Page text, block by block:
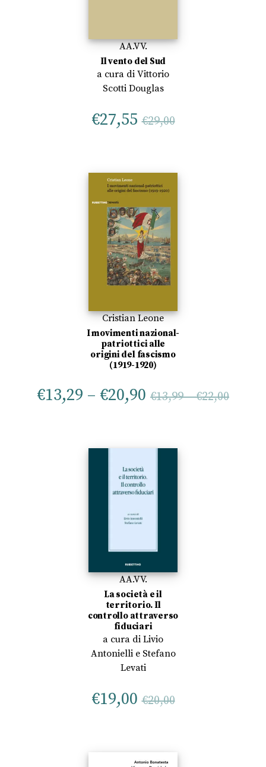
AA.VV.
Il vento del Sud
a cura di Vittorio
Scotti Douglas
€27,55 €29,00
Cristian Leone
I movimenti nazional-
patriottici alle
origini del fascismo
(1919-1920)
€13,29 – €20,90 €13,99–€22,00
AA.VV.
La società e il
territorio. Il
controllo attraverso
fiduciari
a cura di Livio
Antoniellie Stefano
Levati
€19,00 €20,00